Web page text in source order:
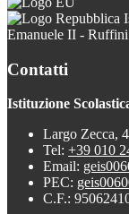
Emanuele II -
Contatti
Istituzione
Largo Zecca,
Tel: +39 010
Email:
PEC:
C.F.: